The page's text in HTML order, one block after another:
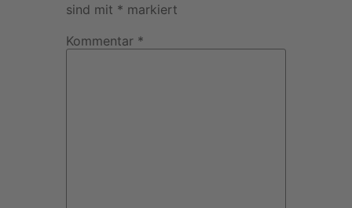
sind mit * markiert
Kommentar *